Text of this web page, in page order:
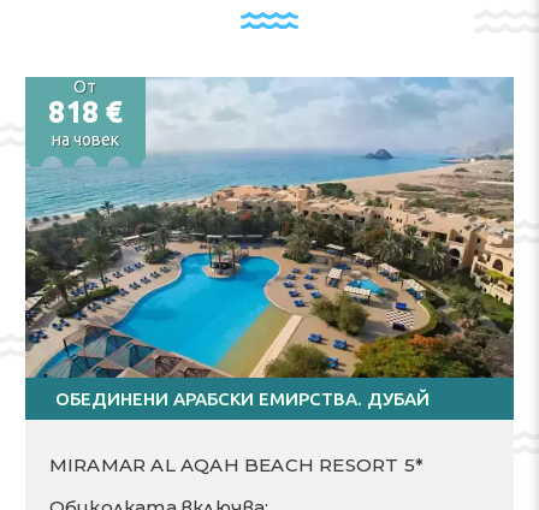
От
818 €
на човек
ОБЕДИНЕНИ АРАБСКИ ЕМИРСТВА. ДУБАЙ
MIRAMAR AL AQAH BEACH RESORT 5*